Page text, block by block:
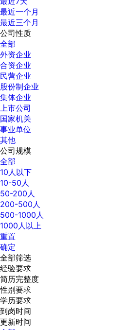
最近一个月
最近三个月
公司性质
全部
外资企业
合资企业
民营企业
股份制企业
集体企业
上市公司
国家机关
事业单位
其他
公司规模
全部
10人以下
10-50人
50-200人
200-500人
500-1000人
1000人以上
重置
确定
全部筛选
经验要求
简历完整度
性别要求
学历要求
到岗时间
更新时间